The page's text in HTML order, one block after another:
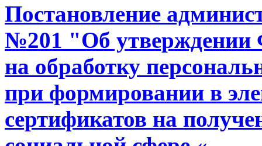
Постановление
№201 "Об утверждении
на обработку
при формировании в
сертификатов на